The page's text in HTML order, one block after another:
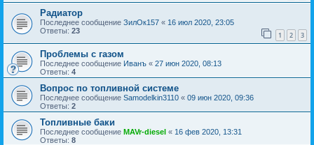
Радиатор
Последнее сообщение ЗилОк157 « 16 июл 2020, 23:05
Ответы: 23 1 2 3
Проблемы с газом
Последнее сообщение Иванъ « 27 июн 2020, 08:13
Ответы: 4
Вопрос по топливной системе
Последнее сообщение Samodelkin3110 « 09 июн 2020, 09:36
Ответы: 2
Топливные баки
Последнее сообщение MAVr-diesel « 16 фев 2020, 13:31
Ответы: 8